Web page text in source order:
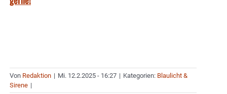
Von Redaktion | Mi. 12.2.2025 - 16:27 | Kategorien: Blaulicht &
Sirene |